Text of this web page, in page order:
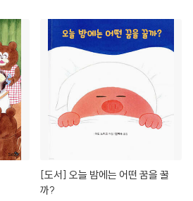
[도서]
까?